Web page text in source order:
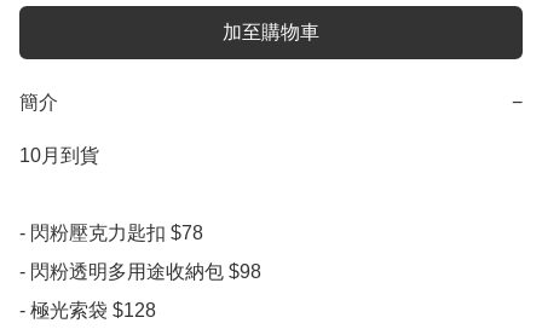
加至購物車
簡介 −
10月到貨
- 閃粉壓克力匙扣 $78
- 閃粉透明多用途收納包 $98
- 極光索袋 $128